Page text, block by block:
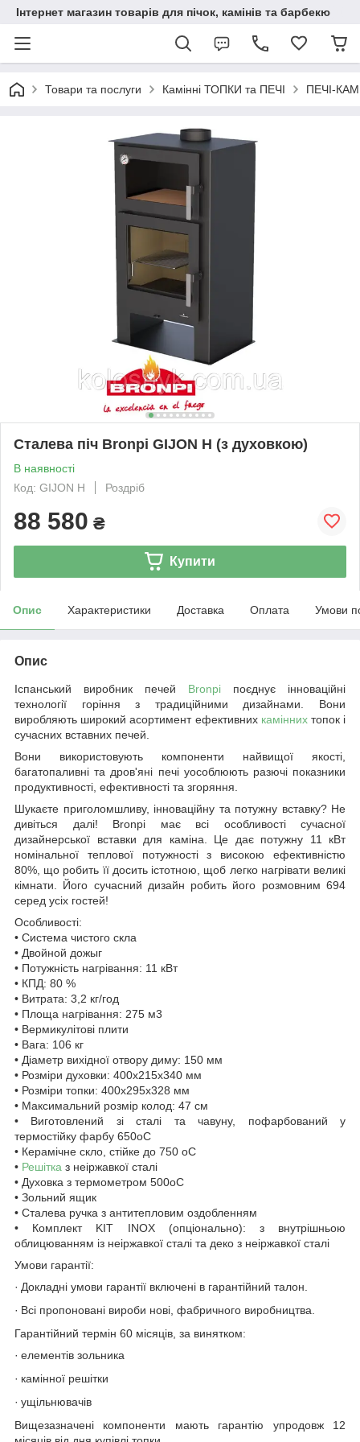
Інтернет магазин товарів для пічок, камінів та барбекю
Товари та послуги Камінні ТОПКИ та ПЕЧІ ПЕЧІ-
Сталева піч Bronpi GIJON H (з духовкою)
В наявності
Код: GIJON H
Роздріб
88 580 ₴
Купити
Опис Характеристики Доставка Оплата Умови
Опис
Іспанський виробник печей Bronpi поєднує інноваційні
технології горіння з традиційними дизайнами. Вони
виробляють широкий асортимент ефективних каміннихтопок і
сучасних вставних печей.
Вони використовують компоненти найвищої якості,
багатопаливні та дров'яні печі уособлюють разючі показники
продуктивності, ефективності та згоряння.
Шукаєте приголомшливу, інноваційну та потужну вставку? Не
дивіться далі! Bronpi має всі особливості сучасної
дизайнерської вставки для каміна. Це дає потужну 11 кВт
номінальної теплової потужності з високою ефективністю
80%, що робить її досить істотною, щоб легко нагрівати великі
кімнати. Його сучасний дизайн робить його розмовним 694
серед усіх гостей!
Особливості:
• Система чистого скла
• Двойной дожыг
• Потужність нагрівання: 11 кВт
• КПД: 80 %
• Витрата: 3,2 кг/год
• Площа нагрівання: 275 м3
• Вермикулітові плити
• Вага: 106 кг
• Діаметр вихідної отвору диму: 150 мм
• Розміри духовки: 400x215x340 мм
• Розміри топки: 400x295x328 мм
• Максимальний розмір колод: 47 см
• Виготовлений зі сталі та чавуну, пофарбований у
термостійку фарбу 650oC
• Керамічне скло, стійке до 750 oC
• Решітка з неіржавкої сталі
• Духовка з термометром 500oC
• Зольний ящик
• Сталева ручка з антитепловим оздобленням
• Комплект KIT INOX (опціонально): з внутрішньою
облицюванням із неіржавкої сталі та деко з неіржавкої сталі
Умови гарантії:
· Докладні умови гарантії включені в гарантійний талон.
· Всі пропоновані вироби нові, фабричного виробництва.
Гарантійний термін 60 місяців, за винятком:
· елементів зольника
· камінної решітки
· ущільнювачів
Вищезазначені компоненти мають гарантію упродовж 12